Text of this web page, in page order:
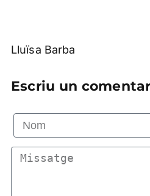
Lluïsa Barba
Escriu un